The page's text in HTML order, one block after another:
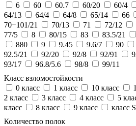
6
60 60.7 60/20 60/4
64/13
64/4 64/8 65/14 66
70+101/21
70/13 71 72/12
77/5
8 80/15 83 83.5/21
880
9 9.45 9.6/7 90
92.5/21
92/20 92/8 92/91
93/17
96.8/5.6 98/8
99/11
Класс взломостойкости
0 класс
1 класс 10 класс
2 класс
3 класс 4 класс 5
класс
8 класс 9 класс класс
Количество полок